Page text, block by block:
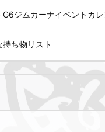
ジムカーナイベントカ
持ち物リスト